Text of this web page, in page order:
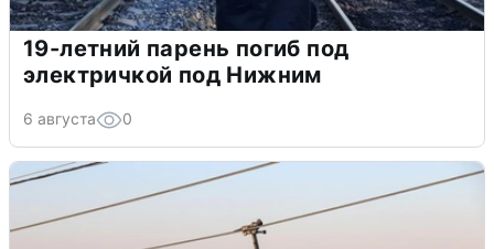
19-летний парень погиб под
электричкой под Нижним
6 августа 0